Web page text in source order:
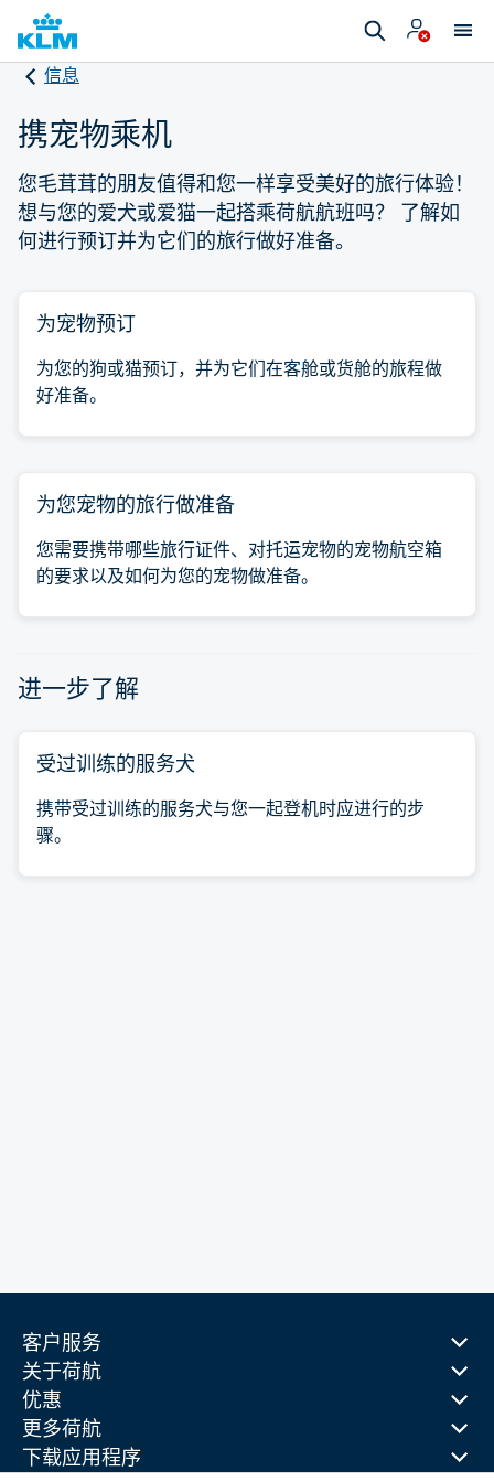
信息
携宠物乘机
您毛茸茸的朋友值得和您一样享受美好的旅行体验！
想与您的爱犬或爱猫一起搭乘荷航航班吗？ 了解如
何进行预订并为它们的旅行做好准备。
为宠物预订
为您的狗或猫预订，并为它们在客舱或货舱的旅程做
好准备。
为您宠物的旅行做准备
您需要携带哪些旅行证件、对托运宠物的宠物航空箱
的要求以及如何为您的宠物做准备。
进一步了解
受过训练的服务犬
携带受过训练的服务犬与您一起登机时应进行的步
骤。
客户服务
关于荷航
优惠
更多荷航
下载应用程序